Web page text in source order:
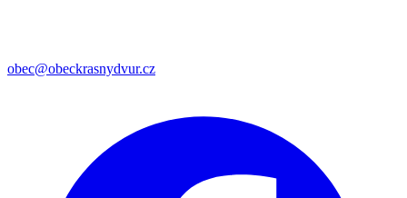
obec@obeckrasnydvur.cz